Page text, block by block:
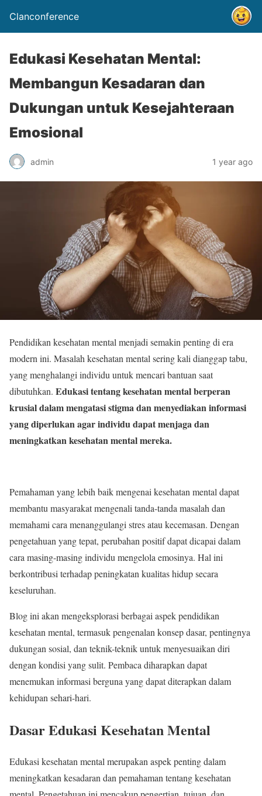
Clanconference
Edukasi Kesehatan Mental:
Membangun Kesadaran dan
Dukungan untuk Kesejahteraan
Emosional
admin 1 year ago
Pendidikan kesehatan mental menjadi semakin penting di era
modern ini. Masalah kesehatan mental sering kali dianggap tabu,
yang menghalangi individu untuk mencari bantuan saat
dibutuhkan. Edukasi tentang kesehatan mental berperan
krusial dalam mengatasi stigma dan menyediakan informasi
yang diperlukan agar individu dapat menjaga dan
meningkatkan kesehatan mental mereka.
Pemahaman yang lebih baik mengenai kesehatan mental dapat
membantu masyarakat mengenali tanda-tanda masalah dan
memahami cara menanggulangi stres atau kecemasan. Dengan
pengetahuan yang tepat, perubahan positif dapat dicapai dalam
cara masing-masing individu mengelola emosinya. Hal ini
berkontribusi terhadap peningkatan kualitas hidup secara
keseluruhan.
Blog ini akan mengeksplorasi berbagai aspek pendidikan
kesehatan mental, termasuk pengenalan konsep dasar, pentingnya
dukungan sosial, dan teknik-teknik untuk menyesuaikan diri
dengan kondisi yang sulit. Pembaca diharapkan dapat
menemukan informasi berguna yang dapat diterapkan dalam
kehidupan sehari-hari.
Dasar Edukasi Kesehatan Mental
Edukasi kesehatan mental merupakan aspek penting dalam
meningkatkan kesadaran dan pemahaman tentang kesehatan